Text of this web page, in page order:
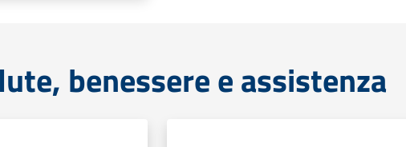
benessere e assistenza